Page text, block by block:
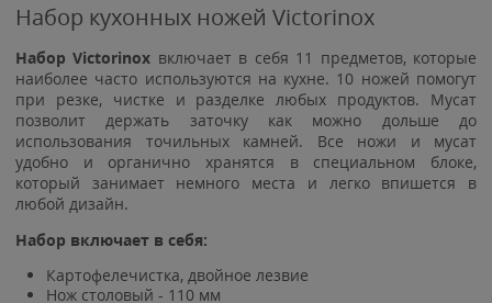
Набор кухонных ножей Victorinox
Набор Victorinox включает в себя 11 предметов, которые
наиболее часто используются на кухне. 10 ножей помогут
при резке, чистке и разделке любых продуктов. Мусат
позволит держать заточку как можно дольше до
использования точильных камней. Все ножи и мусат
удобно и органично хранятся в специальном блоке,
который занимает немного места и легко впишется в
любой дизайн.
Набор включает в себя:
Картофелечистка, двойное лезвие
Нож столовый - 110 мм